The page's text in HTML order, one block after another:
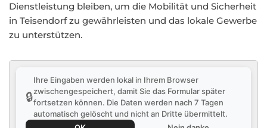
Dienstleistung bleiben, um die Mobilität und Sicherheit
in Teisendorf zu gewährleisten und das lokale Gewerbe
zu unterstützen.
🔒
Ihre Eingaben werden lokal in Ihrem Browser
zwischengespeichert, damit Sie das Formular später
fortsetzen können. Die Daten werden nach 7 Tagen
automatisch gelöscht und nicht an Dritte übermittelt.